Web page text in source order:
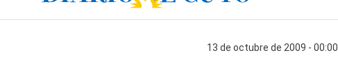
13 de octubre de 2009 - 00:00